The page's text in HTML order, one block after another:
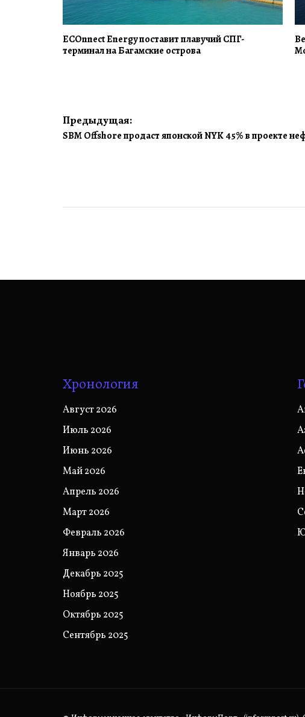
ECOnnect Energy поставит плавучий СПГ-
терминал на Багамские острова
Навигация
Предыдущая:
SBM Offshore продаст японской NYK 45% в проекте
Хронология
Август 2026
Июль 2026
Июнь 2026
Май 2026
Апрель 2026
Март 2026
Февраль 2026
Январь 2026
Декабрь 2025
Ноябрь 2025
Октябрь 2025
Сентябрь 2025